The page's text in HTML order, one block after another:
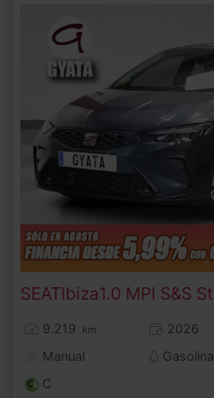
SEATIbiza
9.219 km
2026
Manual
Gasolina
C